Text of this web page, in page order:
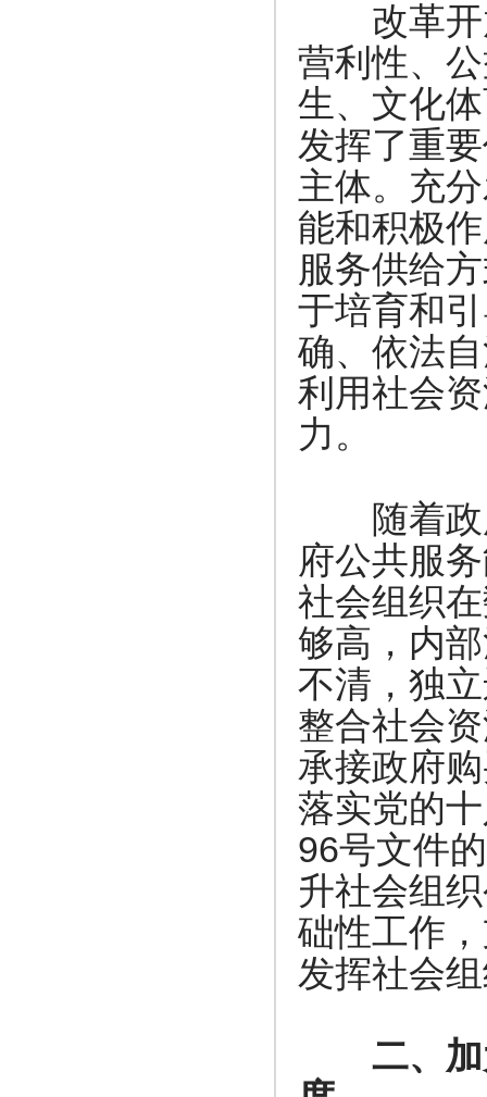
改革开放
营利性、
生、文化
发挥了重
主体。充
能和积极
服务供给
于培育和
确、依法
利用社会
力。
随着政府
府公共服
社会组织
够高，内
不清，独
整合社会
承接政府
落实党的
96号文件
升社会组
础性工作
发挥社会
二、